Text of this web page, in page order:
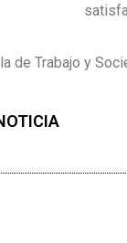
de Trabajo y